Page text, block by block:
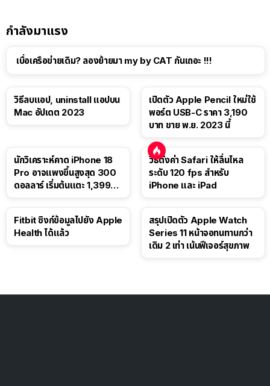
กำลังมาแรง
เบื่อเครือข่ายเดิม? ลองย้ายมา my by CAT กันเถอะ !!!
วิธีลบแอป, uninstall แอปบน
Mac อัปเดต 2023
เปิดตัว Apple Pencil ใหม่ใช้
พอร์ต USB-C ราคา 3,190
บาท ขาย พ.ย. 2023 นี้
นักวิเคราะห์คาด iPhone 18
Pro อาจแพงขึ้นสูงสุด 300
ดอลลาร์ เริ่มต้นแตะ 1,399
วิธีตั้งค่า Safari ให้ลื่นไหล
ระดับ 120 fps สำหรับ
iPhone และ iPad
Fitbit ซิงก์ข้อมูลไปยัง Apple
Health ได้แล้ว
สรุปเปิดตัว Apple Watch
Series 11 หน้าจอทนทานกว่า
เดิม 2 เท่า เน้นฟีเจอร์สุขภาพ